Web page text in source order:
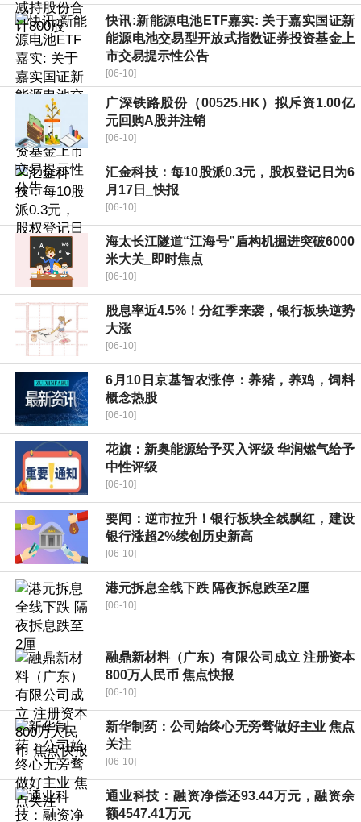
快讯:新能源电池ETF嘉实: 关于嘉实国证新
能源电池交易型开放式指数证券投资基金上
市交易提示性公告
[06-10]
广深铁路股份（00525.HK）拟斥资1.00亿
元回购A股并注销
[06-10]
汇金科技：每10股派0.3元，股权登记日为6
月17日_快报
[06-10]
海太长江隧道“江海号”盾构机掘进突破6000
米大关_即时焦点
[06-10]
股息率近4.5%！分红季来袭，银行板块逆势
大涨
[06-10]
6月10日京基智农涨停：养猪，养鸡，饲料
概念热股
[06-10]
花旗：新奥能源给予买入评级 华润燃气给予
中性评级
[06-10]
要闻：逆市拉升！银行板块全线飘红，建设
银行涨超2%续创历史新高
[06-10]
港元拆息全线下跌 隔夜拆息跌至2厘
[06-10]
融鼎新材料（广东）有限公司成立 注册资本
800万人民币 焦点快报
[06-10]
新华制药：公司始终心无旁骛做好主业 焦点
关注
[06-10]
通业科技：融资净偿还93.44万元，融资余
额4547.41万元